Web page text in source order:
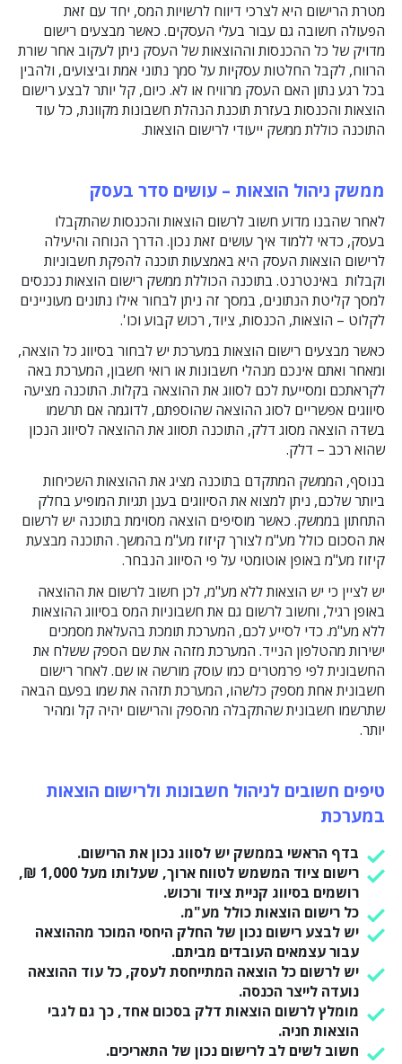
מטרת הרישום היא לצרכי דיווח לרשויות המס, יחד עם זאת
הפעולה חשובה גם עבור בעלי העסקים. כאשר מבצעים רישום
מדויק של כל ההכנסות וההוצאות של העסק ניתן לעקוב אחר שורת
הרווח, לקבל החלטות עסקיות על סמך נתוני אמת וביצועים, ולהבין
בכל רגע נתון האם העסק מרוויח או לא. כיום, קל יותר לבצע רישום
הוצאות והכנסות בעזרת תוכנת הנהלת חשבונות מקוונת, כל עוד
התוכנה כוללת ממשק ייעודי לרישום הוצאות.
ממשק ניהול הוצאות – עושים סדר בעסק
לאחר שהבנו מדוע חשוב לרשום הוצאות והכנסות שהתקבלו
בעסק, כדאי ללמוד איך עושים זאת נכון. הדרך הנוחה והיעילה
לרישום הוצאות העסק היא באמצעות תוכנה להפקת חשבוניות
וקבלות באינטרנט. בתוכנה הכוללת ממשק רישום הוצאות נכנסים
למסך קליטת הנתונים, במסך זה ניתן לבחור אילו נתונים מעוניינים
לקלוט – הוצאות, הכנסות, ציוד, רכוש קבוע וכו'.
כאשר מבצעים רישום הוצאות במערכת יש לבחור בסיווג כל הוצאה,
ומאחר ואתם אינכם מנהלי חשבונות או רואי חשבון, המערכת באה
לקראתכם ומסייעת לכם לסווג את ההוצאה בקלות. התוכנה מציעה
סיווגים אפשריים לסוג ההוצאה שהוספתם, לדוגמה אם תרשמו
בשדה הוצאה מסוג דלק, התוכנה תסווג את ההוצאה לסיווג הנכון
שהוא רכב – דלק.
בנוסף, הממשק המתקדם בתוכנה מציג את ההוצאות השכיחות
ביותר שלכם, ניתן למצוא את הסיווגים בענן תגיות המופיע בחלק
התחתון בממשק. כאשר מוסיפים הוצאה מסוימת בתוכנה יש לרשום
את הסכום כולל מע"מ לצורך קיזוז מע"מ בהמשך. התוכנה מבצעת
קיזוז מע"מ באופן אוטומטי על פי הסיווג הנבחר.
יש לציין כי יש הוצאות ללא מע"מ, לכן חשוב לרשום את ההוצאה
באופן רגיל, וחשוב לרשום גם את חשבוניות המס בסיווג ההוצאות
ללא מע"מ. כדי לסייע לכם, המערכת תומכת בהעלאת מסמכים
ישירות מהטלפון הנייד. המערכת מזהה את שם הספק ששלח את
החשבונית לפי פרמטרים כמו עוסק מורשה או שם. לאחר רישום
חשבונית אחת מספק כלשהו, המערכת תזהה את שמו בפעם הבאה
שתרשמו חשבונית שהתקבלה מהספק והרישום יהיה קל ומהיר
יותר.
טיפים חשובים לניהול חשבונות ולרישום הוצאות
במערכת
בדף הראשי בממשק יש לסווג נכון את הרישום.
רישום ציוד המשמש לטווח ארוך, שעלותו מעל 1,000 ₪,
רושמים בסיווג קניית ציוד ורכוש.
כל רישום הוצאות כולל מע"מ.
יש לבצע רישום נכון של החלק היחסי המוכר מההוצאה
עבור עצמאים העובדים מביתם.
יש לרשום כל הוצאה המתייחסת לעסק, כל עוד ההוצאה
נועדה לייצר הכנסה.
מומלץ לרשום הוצאות דלק בסכום אחד, כך גם לגבי
הוצאות חניה.
חשוב לשים לב לרישום נכון של התאריכים.